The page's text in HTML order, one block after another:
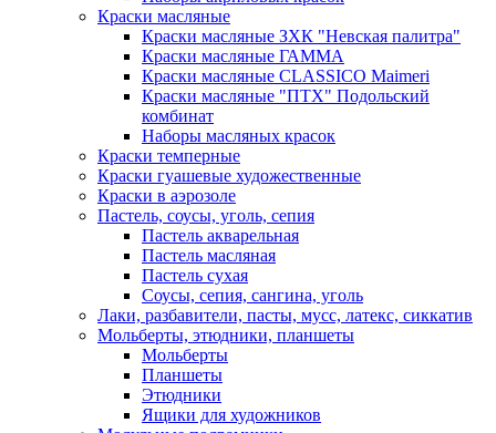
Краски масляные
Краски масляные ЗХК "Невская палитра"
Краски масляные ГАММА
Краски масляные CLASSICO Maimeri
Краски масляные "ПТХ" Подольский
комбинат
Наборы масляных красок
Краски темперные
Краски гуашевые художественные
Краски в аэрозоле
Пастель, соусы, уголь, сепия
Пастель акварельная
Пастель масляная
Пастель сухая
Соусы, сепия, сангина, уголь
Лаки, разбавители, пасты, мусс, латекс, сиккатив
Мольберты, этюдники, планшеты
Мольберты
Планшеты
Этюдники
Ящики для художников